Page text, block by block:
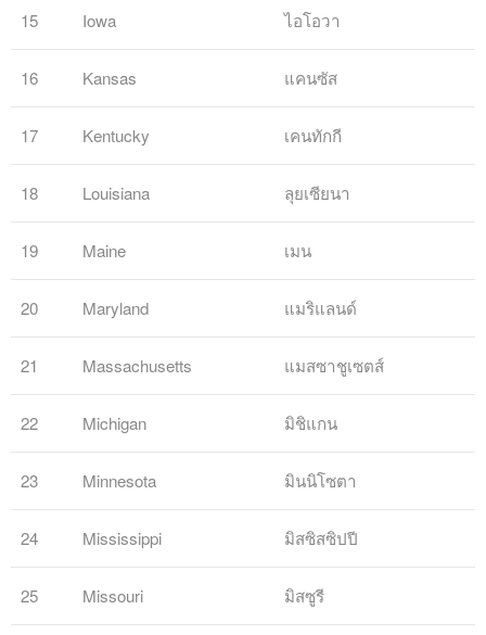
15 Iowa ไอโอวา
16 Kansas แคนซัส
17 Kentucky เคนทักกี
18 Louisiana ลุยเซียนา
19 Maine เมน
20 Maryland แมริแลนด์
21 Massachusetts แมสซาชูเซตส์
22 Michigan มิชิแกน
23 Minnesota มินนิโซตา
24 Mississippi มิสซิสซิปปี
25 Missouri มิสซูรี